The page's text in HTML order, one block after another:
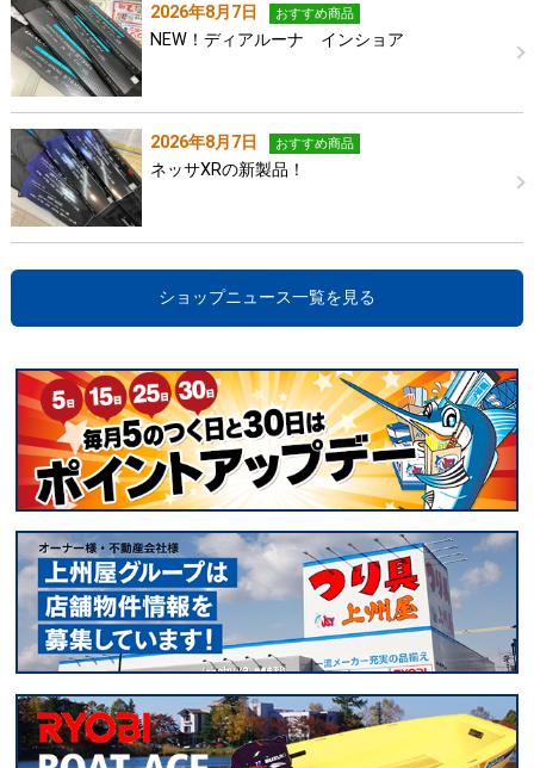
2026年8月7日 おすすめ商品
NEW！ディアルーナ インショア
2026年8月7日 おすすめ商品
ネッサXRの新製品！
ショップニュース一覧を見る